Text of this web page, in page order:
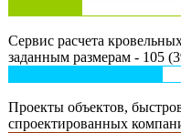
Сервис расчета
заданным размерам - 105
Проекты объектов,
спроектированных